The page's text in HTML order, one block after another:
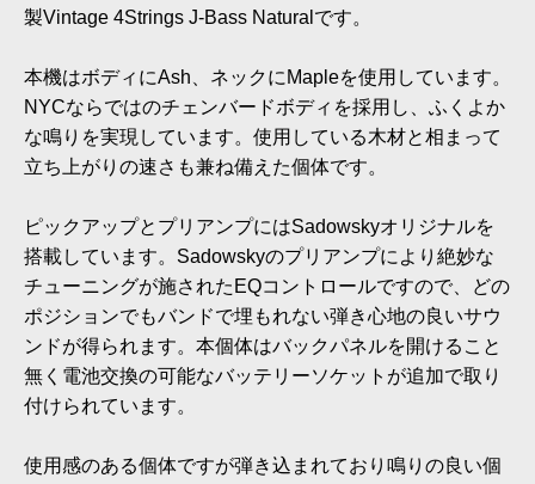
製Vintage 4Strings J-Bass Naturalです。
本機はボディにAsh、ネックにMapleを使用しています。
NYCならではのチェンバードボディを採用し、ふくよか
な鳴りを実現しています。使用している木材と相まって
立ち上がりの速さも兼ね備えた個体です。
ピックアップとプリアンプにはSadowskyオリジナルを
搭載しています。Sadowskyのプリアンプにより絶妙な
チューニングが施されたEQコントロールですので、どの
ポジションでもバンドで埋もれない弾き心地の良いサウ
ンドが得られます。本個体はバックパネルを開けること
無く電池交換の可能なバッテリーソケットが追加で取り
付けられています。
使用感のある個体ですが弾き込まれており鳴りの良い個